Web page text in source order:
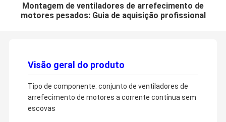
Montagem de ventiladores de arrefecimento de
motores pesados: Guia de aquisição profissional
Visão geral do produto
Tipo de componente: conjunto de ventiladores de
arrefecimento de motores a corrente contínua sem
escovas